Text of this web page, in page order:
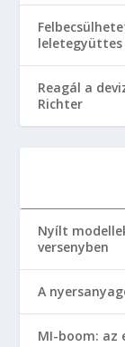
leletegyüttes
Reagál a
Richter
Nyílt
versenyben
A
MI-boom: az